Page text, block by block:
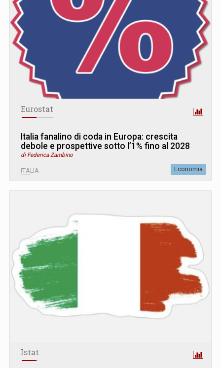
Eurostat
Italia fanalino di coda in Europa: crescita
debole e prospettive sotto l’1% fino al 2028
di Federica Zambino
ITALIA Economia
Istat